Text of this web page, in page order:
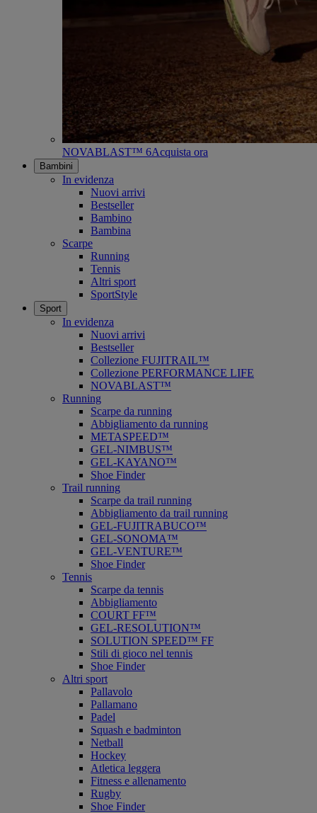
NOVABLAST™ 6Acquista ora
Bambini
In evidenza
Nuovi arrivi
Bestseller
Bambino
Bambina
Scarpe
Running
Tennis
Altri sport
SportStyle
Sport
In evidenza
Nuovi arrivi
Bestseller
Collezione FUJITRAIL™
Collezione PERFORMANCE LIFE
NOVABLAST™
Running
Scarpe da running
Abbigliamento da running
METASPEED™
GEL-NIMBUS™
GEL-KAYANO™
Shoe Finder
Trail running
Scarpe da trail running
Abbigliamento da trail running
GEL-FUJITRABUCO™
GEL-SONOMA™
GEL-VENTURE™
Shoe Finder
Tennis
Scarpe da tennis
Abbigliamento
COURT FF™
GEL-RESOLUTION™
SOLUTION SPEED™ FF
Stili di gioco nel tennis
Shoe Finder
Altri sport
Pallavolo
Pallamano
Padel
Squash e badminton
Netball
Hockey
Atletica leggera
Fitness e allenamento
Rugby
Shoe Finder